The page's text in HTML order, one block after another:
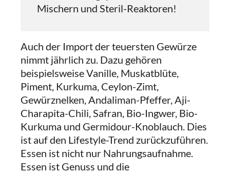
Mischern und Steril-Reaktoren!
Auch der Import der teuersten Gewürze
nimmt jährlich zu. Dazu gehören
beispielsweise Vanille, Muskatblüte,
Piment, Kurkuma, Ceylon-Zimt,
Gewürznelken, Andaliman-Pfeffer, Aji-
Charapita-Chili, Safran, Bio-Ingwer, Bio-
Kurkuma und Germidour-Knoblauch. Dies
ist auf den Lifestyle-Trend zurückzuführen.
Essen ist nicht nur Nahrungsaufnahme.
Essen ist Genuss und die